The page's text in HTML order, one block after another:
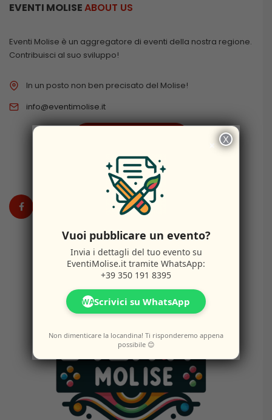
EVENTI MOLISEABOUT US
Eventi Molise è un aggregatore di eventi della nostra regione.
Contribuisci al suo sviluppo!
In un posto non ben precisato del Molise!
info@eventimolise.it
DISCLAIMER
×
Vuoi pubblicare un evento?
Invia i dettagli del tuo evento su
EventiMolise.it tramite WhatsApp:
+39 350 191 8395
WAScrivici su WhatsApp
Non dimenticare la locandina! Ti risponderemo appena
possibile 😊
X